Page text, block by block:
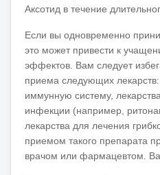
Аксотид в течение
Если вы одновременно
это может привести к
эффектов. Вам следует
приема следующих
иммунную систему,
инфекции (например,
лекарства для лечения
приемом такого препарата
врачом или фармацевтом.